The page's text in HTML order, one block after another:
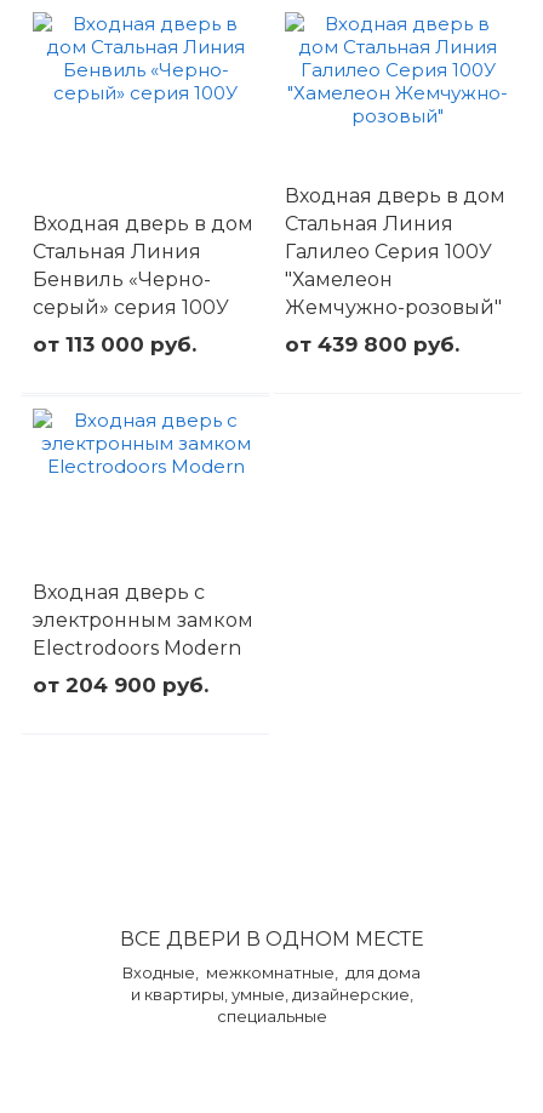
Входная дверь в дом
Стальная Линия
Бенвиль «Черно-
серый» серия 100У
от 113 000 руб.
Входная дверь в дом
Стальная Линия
Галилео Серия 100У
"Хамелеон
Жемчужно-розовый"
от 439 800 руб.
Входная дверь с
электронным замком
Electrodoors Modern
от 204 900 руб.
ВСЕ ДВЕРИ В ОДНОМ МЕСТЕ
Входные, межкомнатные, для дома
и квартиры, умные, дизайнерские,
специальные